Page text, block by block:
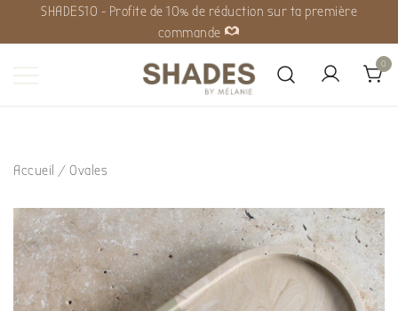
SHADES10 - Profite de 10% de réduction sur ta première
commande
0
Accueil / Ovales